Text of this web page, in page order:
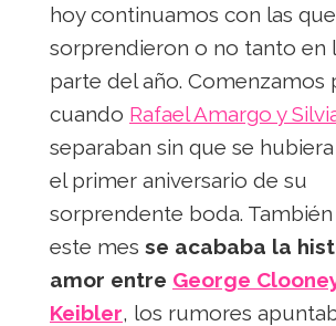
hoy continuamos con las
sorprendieron o no tanto en
parte del año. Comenzamos
cuando Rafael Amargo y
separaban sin que se
el primer aniversario de su
sorprendente boda.
este mes se acababa la
amor entre George
Keibler, los rumores